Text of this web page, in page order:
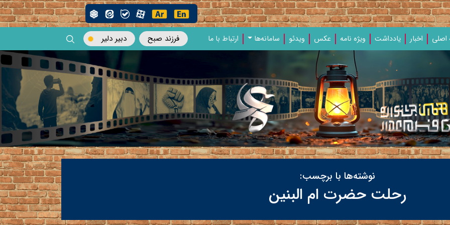
فرزند صبح دبیر دلیر اخبار یادداشت‌ ویژه‌ نامه‌ عکس ویدئو سامانه‌ها ارتباط با ما
نوشته‌ها با برچسب:
رحلت حضرت ام البنین